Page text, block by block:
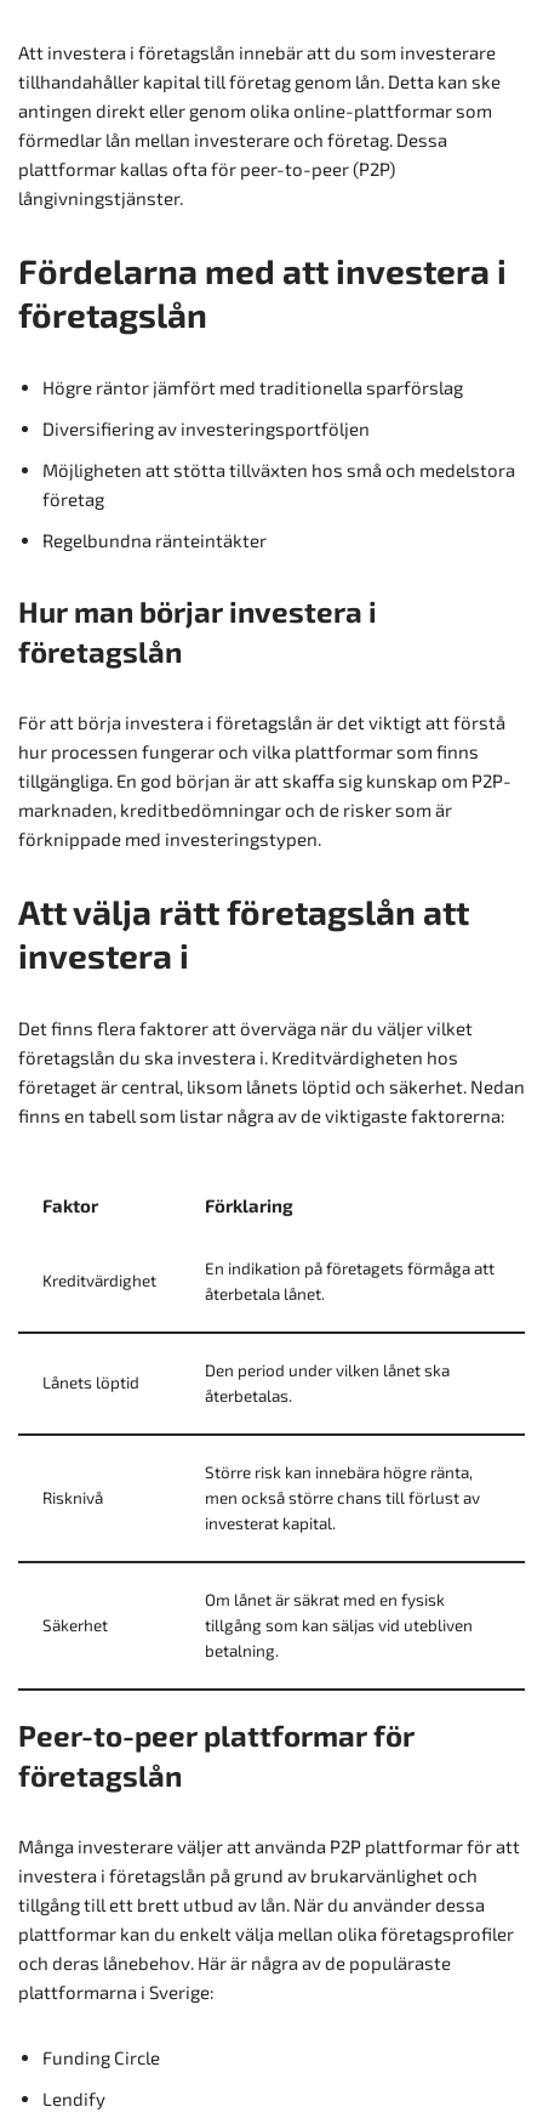
Att investera i företagslån innebär att du som investerare
tillhandahåller kapital till företag genom lån. Detta kan ske
antingen direkt eller genom olika online-plattformar som
förmedlar lån mellan investerare och företag. Dessa
plattformar kallas ofta för peer-to-peer (P2P)
långivningstjänster.
Fördelarna med att investera i
företagslån
Högre räntor jämfört med traditionella sparförslag
Diversifiering av investeringsportföljen
Möjligheten att stötta tillväxten hos små och medelstora
företag
Regelbundna ränteintäkter
Hur man börjar investera i
företagslån
För att börja investera i företagslån är det viktigt att förstå
hur processen fungerar och vilka plattformar som finns
tillgängliga. En god början är att skaffa sig kunskap om P2P-
marknaden, kreditbedömningar och de risker som är
förknippade med investeringstypen.
Att välja rätt företagslån att
investera i
Det finns flera faktorer att överväga när du väljer vilket
företagslån du ska investera i. Kreditvärdigheten hos
företaget är central, liksom lånets löptid och säkerhet. Nedan
finns en tabell som listar några av de viktigaste faktorerna:
Faktor Förklaring
Kreditvärdighet
En indikation på företagets förmåga att
återbetala lånet.
Lånets löptid
Den period under vilken lånet ska
återbetalas.
Risknivå
Större risk kan innebära högre ränta,
men också större chans till förlust av
investerat kapital.
Säkerhet
Om lånet är säkrat med en fysisk
tillgång som kan säljas vid utebliven
betalning.
Peer-to-peer plattformar för
företagslån
Många investerare väljer att använda P2P plattformar för att
investera i företagslån på grund av brukarvänlighet och
tillgång till ett brett utbud av lån. När du använder dessa
plattformar kan du enkelt välja mellan olika företagsprofiler
och deras lånebehov. Här är några av de populäraste
plattformarna i Sverige:
Funding Circle
Lendify